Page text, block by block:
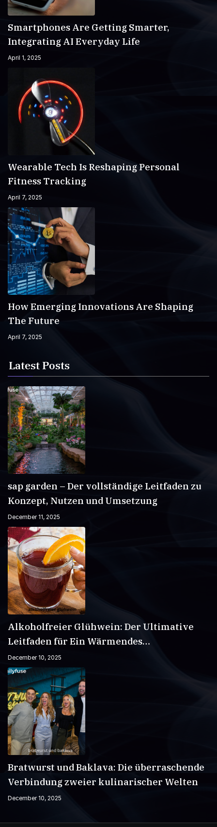
Smartphones Are Getting Smarter,
Integrating AI Everyday Life
April 1, 2025
Wearable Tech Is Reshaping Personal
Fitness Tracking
April 7, 2025
How Emerging Innovations Are Shaping
The Future
April 7, 2025
Latest Posts
sap garden – Der vollständige Leitfaden zu
Konzept, Nutzen und Umsetzung
December 11, 2025
Alkoholfreier Glühwein: Der Ultimative
Leitfaden für Ein Wärmendes
Wintergetränk
December 10, 2025
Bratwurst und Baklava: Die überraschende
Verbindung zweier kulinarischer Welten
December 10, 2025